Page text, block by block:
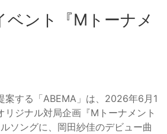
ベント『Mトーナメ
案する「ABEMA」は、2026年6月1
リジナル対局企画『Mトーナメント
ソングに、岡田紗佳のデビュー曲